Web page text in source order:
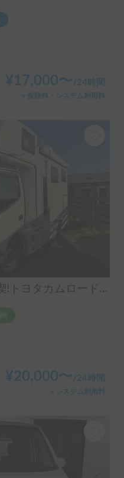
¥ 17,000〜 /24時間
＋保険料・システム利用料
🏕️ 北海道の大自然を満喫!トヨタカムロードで快適キャンプ旅 🚐
¥20,000〜/24時間
＋システム利用料